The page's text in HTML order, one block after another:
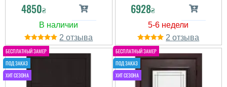
оставил комментариев
4850₴
2
6928₴
2